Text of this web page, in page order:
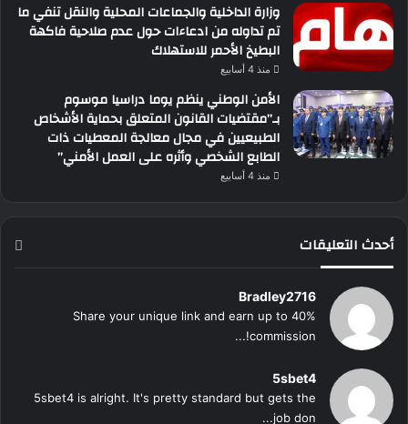
وزارة الداخلية والجماعات المحلية والنقل تنفي ما
تم تداوله من ادعاءات حول عدم صلاحية فاكهة
البطيخ الأحمر للاستهلاك
منذ 4 أسابيع
الأمن الوطني ينظم يوما دراسيا موسوم
بـ”مقتضيات القانون المتعلق بحماية الأشخاص
الطبيعيين في مجال معالجة المعطيات ذات
الطابع الشخصي وأثره على العمل الأمني”
منذ 4 أسابيع
أحدث التعليقات
Bradley2716
Share your unique link and earn up to 40%
commission!...
5sbet4
5sbet4 is alright. It's pretty standard but gets the
job don...